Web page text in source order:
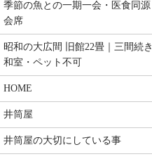
季節の魚との一期一会・医食同源
会席
昭和の大広間 旧館22畳｜三間続き
和室・ペット不可
HOME
井筒屋
井筒屋の大切にしている事